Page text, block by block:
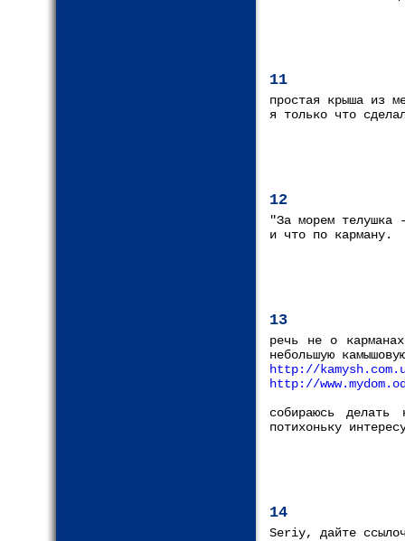
11
простая крыша из
я только что
12
"За морем телушка
и что по карману.
13
речь не о
небольшую
http://
http://
собираюсь
потихоньку
14
Seriy, дайте